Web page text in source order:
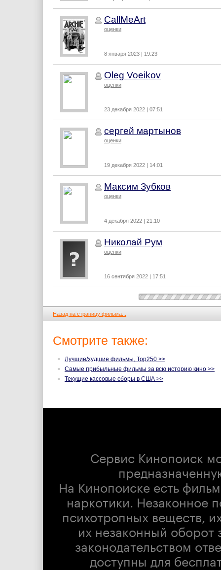
CallMeArt
оценки
8 января 2023 | 19:23
Oleg Voeikov
оценки
23 декабря 2022 | 07:51
сергей мартынов
оценки
19 декабря 2022 | 14:01
Максим Зубков
оценки
4 декабря 2022 | 21:10
Николай Рум
оценки
16 сентября 2022 | 17:51
Назад на страницу фильма...
Смотрите также:
Лучшие/худшие фильмы, Top250 >>
Самые прибыльные фильмы за всю историю кино >>
Текущие кассовые сборы в США >>
Сервис Кинопоиск
На Кинопоиске есть
наркотики. Незаконное
психотропных веществ,
их незаконный оборот
законодательством
доступны для